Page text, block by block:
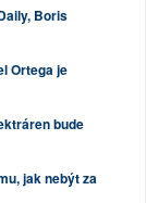
Boris
Ortega je
bude
jak nebýt za